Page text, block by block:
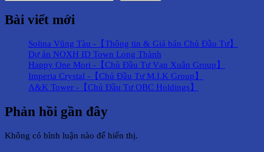
Bài viết mới
Solina Vũng Tàu -【Thông tin & Giá bán Chủ Đầu Tư】
Dự án NOXH ID Town Long Thành
Happy One Mori -【Chủ Đầu Tư Vạn Xuân Group】
Imperia Crystal -【Chủ Đầu Tư M.I.K Group】
A&K Tower -【Chủ Đầu Tư OBC Holdings】
Phản hồi gần đây
Không có bình luận nào để hiển thị.